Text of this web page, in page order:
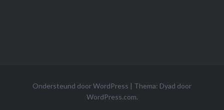
Ondersteund door WordPress | Thema: Dyad door
WordPress.com.